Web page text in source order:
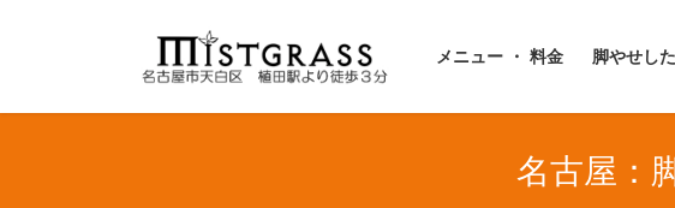
メニュー ・ 料金 脚やせし
名古屋：